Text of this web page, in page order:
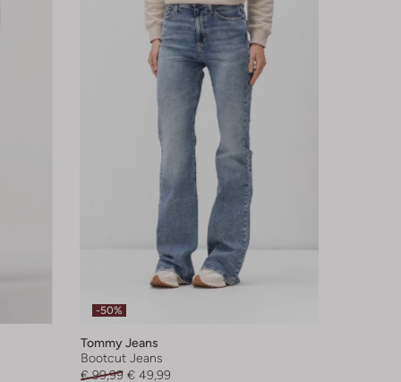
-50%
Tommy Jeans
Bootcut Jeans
€ 99,99 € 49,99